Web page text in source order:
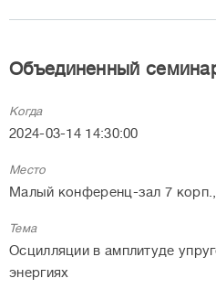
Объединенный
Когда
2024-03-14 14:30:00
Место
Малый конференц-зал 7
Тема
Осцилляции в амплитуде
энергиях